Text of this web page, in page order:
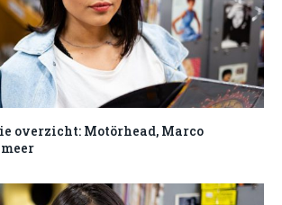
overzicht: Motörhead, Marco